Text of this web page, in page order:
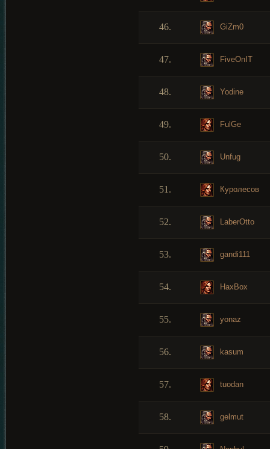
46. GiZm0
47. FiveOnIT
48. Yodine
49. FulGe
50. Unfug
51. Куролесов
52. LaberOtto
53. gandi111
54. HaxBox
55. yonaz
56. kasum
57. tuodan
58. gelmut